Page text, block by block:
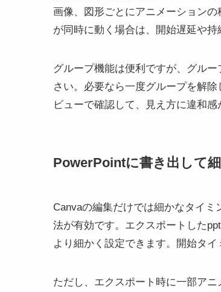
画像、図形ごとにアニメーション
が同時に動く場合は、開始遅延や持
グループ機能は便利ですが、グル
さい。必要なら一度グループを解
ビューで確認して、見え方に違和感
PowerPointに書き出して
Canvaの編集だけでは細かなタイ
法が有効です。エクスポートした
より細かく設定できます。開始タ
ただし、エクスポート時に一部ア